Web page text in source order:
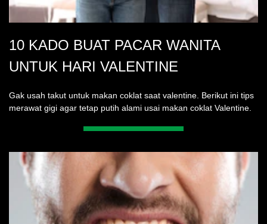
Gak usah takut untuk makan coklat saat valentine. Berikut ini tips
merawat gigi agar tetap putih alami usai makan coklat Valentine.
10 KADO BUAT PACAR WANITA
UNTUK HARI VALENTINE